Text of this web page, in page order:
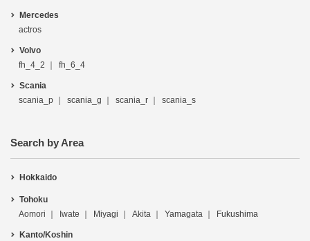
Mercedes
actros
Volvo
fh_4_2
fh_6_4
Scania
scania_p
scania_g scania_r scania_s
Search by Area
Hokkaido
Tohoku
Aomori
Iwate Miyagi Akita Yamagata Fukushima
Kanto/Koshin